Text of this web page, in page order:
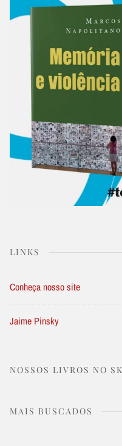
LINKS
Conheça nosso site
Jaime Pinsky
NOSSOS LIVROS NO
MAIS BUSCADOS